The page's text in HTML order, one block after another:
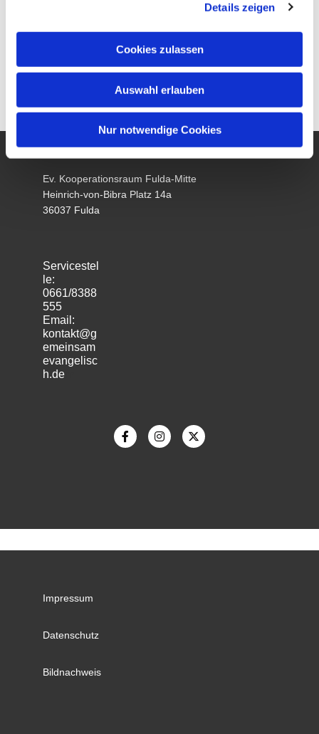
Details zeigen
Cookies zulassen
Auswahl erlauben
Nur notwendige Cookies
Ev. Kooperationsraum Fulda-Mitte
Heinrich-von-Bibra Platz 14a
36037 Fulda
Servicestel
le:
0661/8388
555
Email:
kontakt@g
emeinsam
evangelisc
h.de
Impressum
Datenschutz
Bildnachweis